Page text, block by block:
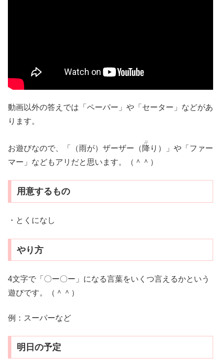
動画以外の答えでは「ペーパー」や「セーター」などがあ
ります。
お遊びなので、「（雨が）ザーザー（ 降
ぶ
り）」や「ファー
マー」などもアリだと思います。（＾＾）
用意するもの
・とくになし
やり方
4文字で「〇ー〇ー」になる言葉をいくつ言えるかという
遊びです。（＾＾）
例：スーパーなど
明日の予定